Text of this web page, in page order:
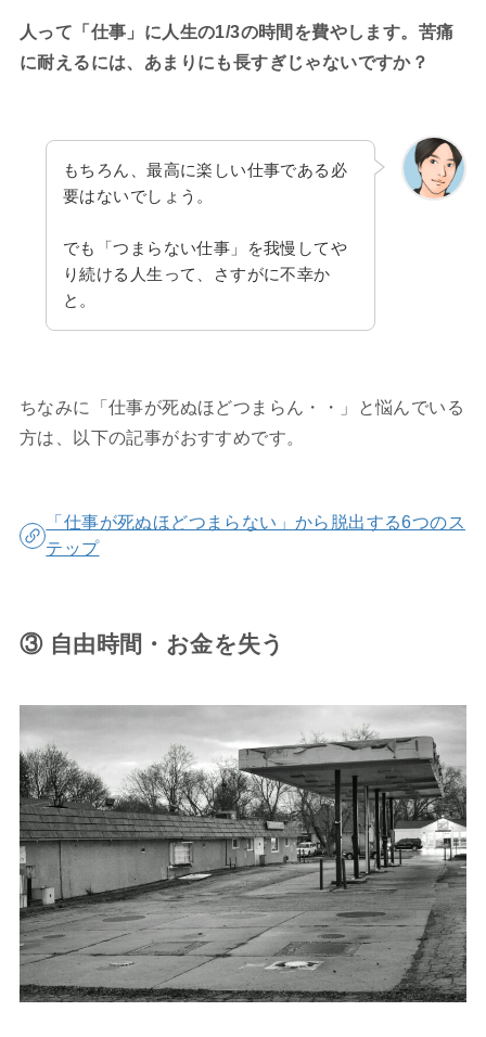
人って「仕事」に人生の1/3の時間を費やします。苦痛
に耐えるには、あまりにも長すぎじゃないですか？
もちろん、最高に楽しい仕事である必
要はないでしょう。
でも「つまらない仕事」を我慢してや
り続ける人生って、さすがに不幸か
と。
ちなみに「仕事が死ぬほどつまらん・・」と悩んでいる
方は、以下の記事がおすすめです。
「仕事が死ぬほどつまらない」から脱出する6つのス
テップ
③ 自由時間・お金を失う